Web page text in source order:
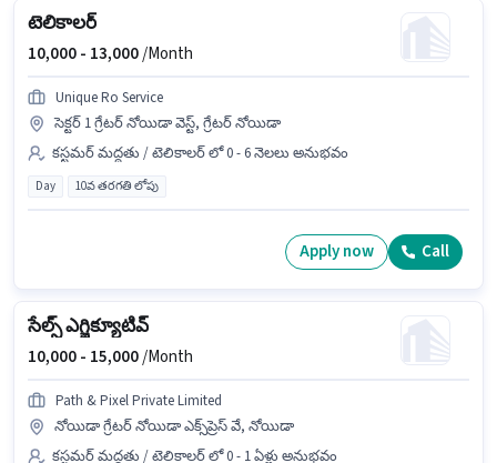
టెలికాలర్
10,000 - 13,000/Month
Unique Ro Service
సెక్టర్ 1 గ్రేటర్ నోయిడా వెస్ట్, గ్రేటర్ నోయిడా
కస్టమర్ మద్దతు / టెలికాలర్ లో 0 - 6 నెలలు అనుభవం
Day 10వ తరగతి లోపు
Apply now Call
సేల్స్ ఎగ్జిక్యూటివ్
10,000 - 15,000/Month
Path & Pixel Private Limited
నోయిడా గ్రేటర్ నోయిడా ఎక్స్‌ప్రెస్ వే, నోయిడా
కస్టమర్ మద్దతు / టెలికాలర్ లో 0 - 1 ఏళ్లు అనుభవం